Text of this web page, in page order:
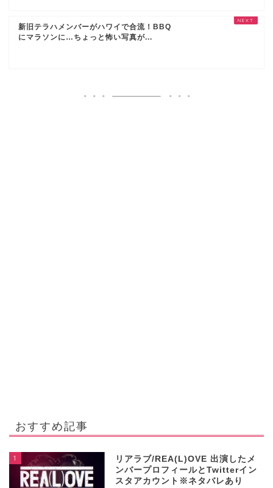
新旧テラハメンバーがハワイで合流！BBQ
にマラソンに…ちょっと怖い写真が...
おすすめ記事
1
リアラブ/REA(L)OVE 出演したメ
ンバープロフィールとTwitterイン
スタアカウント※ネタバレあり